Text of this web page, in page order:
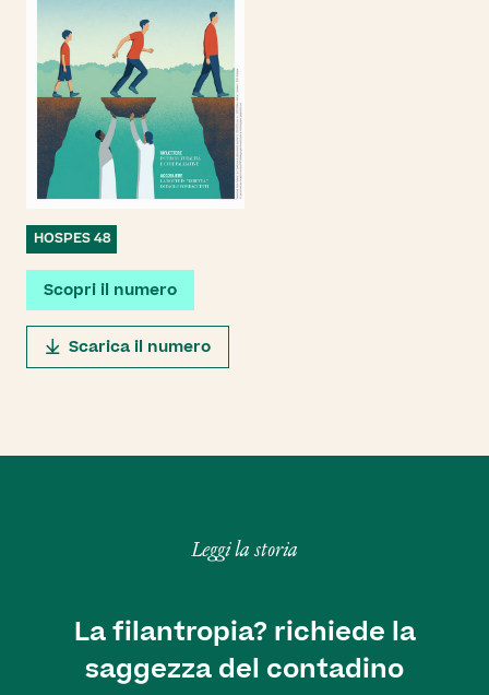
HOSPES 48
Scopri il numero
Scarica il numero
Leggi la storia
La filantropia? richiede la
saggezza del contadino